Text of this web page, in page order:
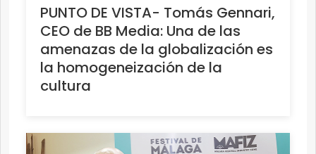
PUNTO DE VISTA- Tomás Gennari,
CEO de BB Media: Una de las
amenazas de la globalización es
la homogeneización de la
cultura